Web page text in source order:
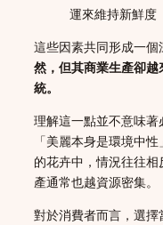
運來維持新鮮度
這些因素共同形成一個
然，但其商業生產卻
統。
理解這一點並不意味
「美麗本身是環境中
的花卉中，情況往往
產通常也越資源密集。
對於消費者而言，選